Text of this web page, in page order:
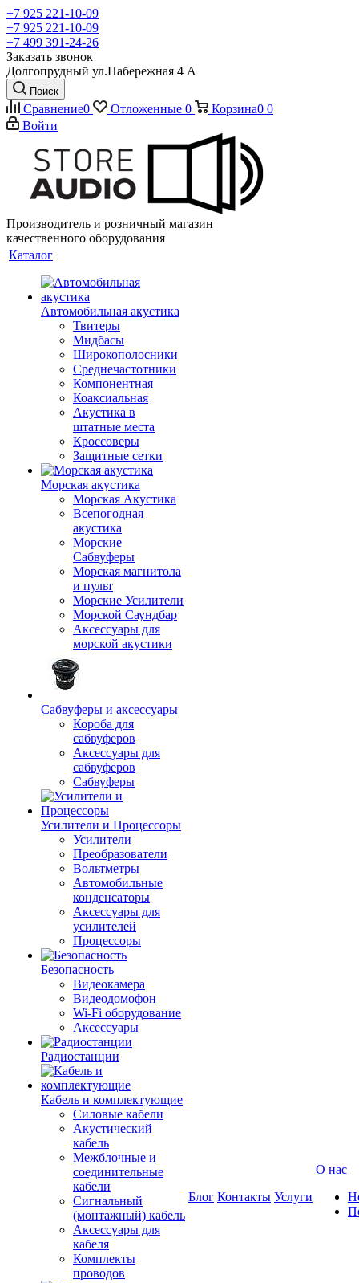
+7 925 221-10-09
+7 925 221-10-09
+7 499 391-24-26
Заказать звонок
Долгопрудный ул.Набережная 4 А
Поиск
Сравнение0 Отложенные 0 Корзина0 0
Войти
Производитель и розничный магазин
качественного оборудования
Каталог
Автомобильная акустика
Твитеры
Мидбасы
Широкополосники
Среднечастотники
Компонентная
Коаксиальная
Акустика в
штатные места
Кроссоверы
Защитные сетки
Морская акустика
Морская Акустика
Всепогодная
акустика
Морские
Сабвуферы
Морская магнитола
и пульт
Морские Усилители
Морской Cаундбар
Аксессуары для
морской акустики
Сабвуферы и аксессуары
Короба для
сабвуферов
Аксессуары для
сабвуферов
Сабвуферы
Усилители и Процессоры
Усилители
Преобразователи
Вольтметры
Автомобильные
конденсаторы
Аксессуары для
усилителей
Процессоры
Безопасность
Видеокамера
Видеодомофон
Wi-Fi оборудование
Аксессуары
Радиостанции
Кабель и комплектующие
Силовые кабели
Акустический
кабель
Межблочные и
соединительные
кабели
Сигнальный
(монтажный) кабель
Аксессуары для
кабеля
Комплекты
проводов
Блог Контакты Услуги
О нас